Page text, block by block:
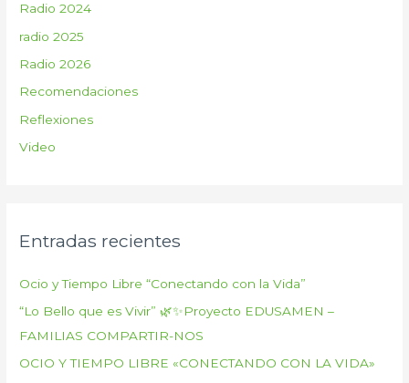
Radio 2024
radio 2025
Radio 2026
Recomendaciones
Reflexiones
Video
Entradas recientes
Ocio y Tiempo Libre “Conectando con la Vida”
“Lo Bello que es Vivir” 🌿✨Proyecto EDUSAMEN –
FAMILIAS COMPARTIR-NOS
OCIO Y TIEMPO LIBRE «CONECTANDO CON LA VIDA»